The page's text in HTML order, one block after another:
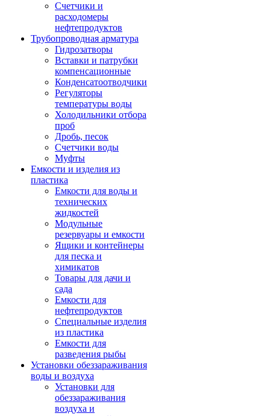
Счетчики и
расходомеры
нефтепродуктов
Трубопроводная арматура
Гидрозатворы
Вставки и патрубки
компенсационные
Конденсатоотводчики
Регуляторы
температуры воды
Холодильники отбора
проб
Дробь, песок
Счетчики воды
Муфты
Емкости и изделия из
пластика
Емкости для воды и
технических
жидкостей
Модульные
резервуары и емкости
Ящики и контейнеры
для песка и
химикатов
Товары для дачи и
сада
Емкости для
нефтепродуктов
Специальные изделия
из пластика
Емкости для
разведения рыбы
Установки обеззараживания
воды и воздуха
Установки для
обеззараживания
воздуха и